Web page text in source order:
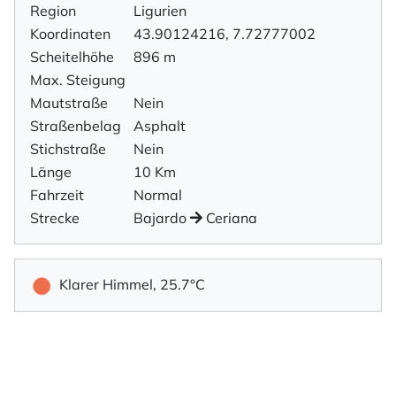
Region
Ligurien
Koordinaten
43.90124216, 7.72777002
Scheitelhöhe
896 m
Max. Steigung
Mautstraße
Nein
Straßenbelag
Asphalt
Stichstraße
Nein
Länge
10 Km
Fahrzeit
Normal
Strecke
Bajardo Ceriana
Klarer Himmel, 25.7°C